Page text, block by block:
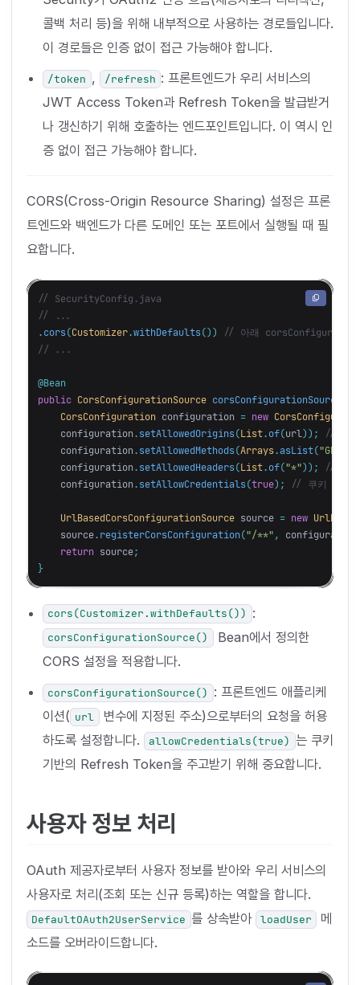
콜백 처리 등)을 위해 내부적으로 사용하는 경로들입니다.
이 경로들은 인증 없이 접근 가능해야 합니다.
/token , /refresh : 프론트엔드가 우리 서비스의
JWT Access Token과 Refresh Token을 발급받거
나 갱신하기 위해 호출하는 엔드포인트입니다. 이 역시 인
증 없이 접근 가능해야 합니다.
CORS(Cross-Origin Resource Sharing) 설정은 프론
트엔드와 백엔드가 다른 도메인 또는 포트에서 실행될 때 필
요합니다.
// SecurityConfig.java
// ...
. cors (Customizer.withDefaults ())
// 아래
// ...
@Bean
public CorsConfigurationSource corsConfigurationSource
CorsConfiguration configuration = new
configuration . setAllowedOrigins (List. of(url ));
// 프
configuration . setAllowedMethods (Arrays .asList("GET"
configuration . setAllowedHeaders (List. of("*"));
// 모
configuration . setAllowCredentials (true); // 쿠키 등 자
UrlBasedCorsConfigurationSource source = new
source. registerCorsConfiguration("/**" , configuration
return source;
}
cors(Customizer.withDefaults()) :
corsConfigurationSource()
Bean에서 정의한
CORS 설정을 적용합니다.
corsConfigurationSource() : 프론트엔드 애플리케
이션( url 변수에 지정된 주소)으로부터의 요청을 허용
하도록 설정합니다.
allowCredentials(true) 는 쿠키
기반의 Refresh Token을 주고받기 위해 중요합니다.
사용자 정보 처리
OAuth 제공자로부터 사용자 정보를 받아와 우리 서비스의
사용자로 처리(조회 또는 신규 등록)하는 역할을 합니다.
DefaultOAuth2UserService 를 상속받아 loadUser
메
소드를 오버라이드합니다.